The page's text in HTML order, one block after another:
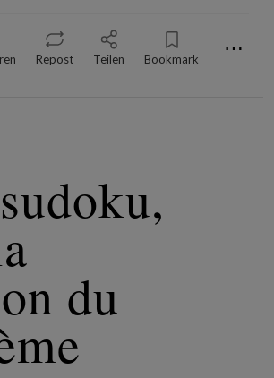
Repost Teilen Bookmark ⋯
du